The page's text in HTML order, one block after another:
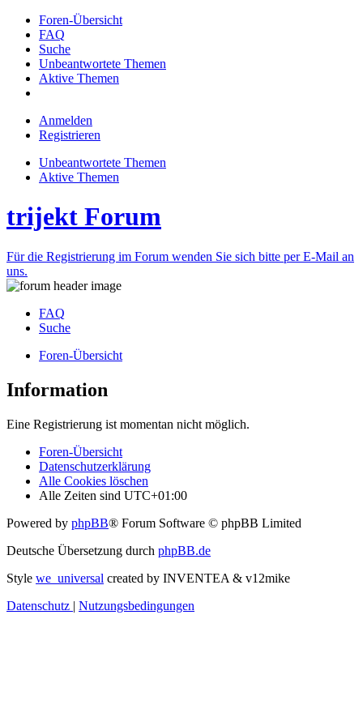
Foren-Übersicht
FAQ
Suche
Unbeantwortete Themen
Aktive Themen
Anmelden
Registrieren
Unbeantwortete Themen
Aktive Themen
trijekt Forum
Für die Registrierung im Forum wenden Sie sich bitte per E-Mail an
uns.
FAQ
Suche
Foren-Übersicht
Information
Eine Registrierung ist momentan nicht möglich.
Foren-Übersicht
Datenschutzerklärung
Alle Cookies löschen
Alle Zeiten sind UTC+01:00
Powered by phpBB® Forum Software © phpBB Limited
Deutsche Übersetzung durch phpBB.de
Style we_universal created by INVENTEA & v12mike
Datenschutz | Nutzungsbedingungen